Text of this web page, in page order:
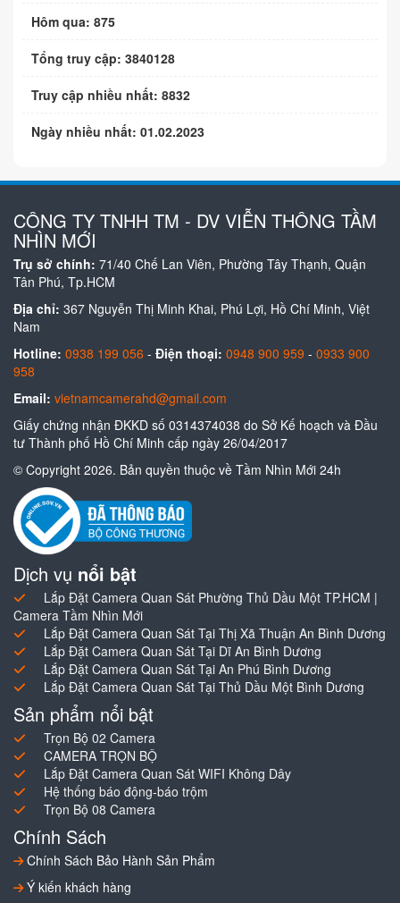
Hôm qua: 875
Tổng truy cập: 3840128
Truy cập nhiều nhất: 8832
Ngày nhiều nhất: 01.02.2023
CÔNG TY TNHH TM - DV VIỄN THÔNG TẦM
NHÌN MỚI
Trụ sở chính: 71/40 Chế Lan Viên, Phường Tây Thạnh, Quận
Tân Phú, Tp.HCM
Địa chỉ: 367 Nguyễn Thị Minh Khai, Phú Lợi, Hồ Chí Minh, Việt
Nam
Hotline: 0938 199 056 - Điện thoại: 0948 900 959 - 0933 900
958
Email: vietnamcamerahd@gmail.com
Giấy chứng nhận ĐKKD số 0314374038 do Sở Kế hoạch và Đầu
tư Thành phố Hồ Chí Minh cấp ngày 26/04/2017
© Copyright 2026. Bản quyền thuộc về Tầm Nhìn Mới 24h
Dịch vụ nổi bật
Lắp Đặt Camera Quan Sát Phường Thủ Dầu Một TP.HCM |
Camera Tầm Nhìn Mới
Lắp Đặt Camera Quan Sát Tại Thị Xã Thuận An Bình Dương
Lắp Đặt Camera Quan Sát Tại Dĩ An Bình Dương
Lắp Đặt Camera Quan Sát Tại An Phú Bình Dương
Lắp Đặt Camera Quan Sát Tại Thủ Dầu Một Bình Dương
Sản phẩm nổi bật
Trọn Bộ 02 Camera
CAMERA TRỌN BỘ
Lắp Đặt Camera Quan Sát WIFI Không Dây
Hệ thống báo động-báo trộm
Trọn Bộ 08 Camera
Chính Sách
Chính Sách Bảo Hành Sản Phẩm
Ý kiến khách hàng